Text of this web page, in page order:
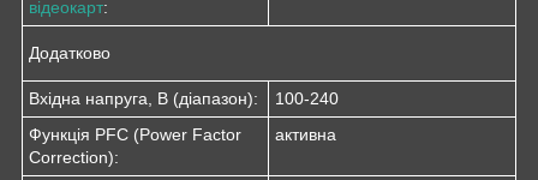
відеокарт:
Додатково
Вхідна напруга, В (діапазон):
100-240
Функція PFC (Power Factor
Correction):
активна